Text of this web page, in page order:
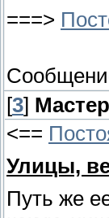
===>
[3] Мастер
<==
Улицы,
Путь же